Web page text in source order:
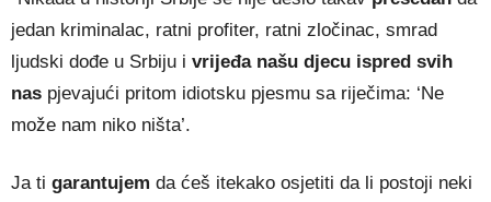
jedan kriminalac, ratni profiter, ratni zločinac, smrad
ljudski dođe u Srbiju i vrijeđa našu djecu ispred svih
nas pjevajući pritom idiotsku pjesmu sa riječima: ‘Ne
može nam niko ništa’.
Ja ti garantujem da ćeš itekako osjetiti da li postoji neki